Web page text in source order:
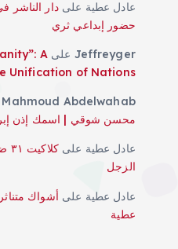
عادل عطية علىدار الناشر
حضور إبداعي ثري
Jeffreyger علىA
Unification of Nations
Abdelwahab
محسن شوقي | اسمك إذن
عادل عطية على
الزجل
عادل عطية على أشواك
عطية